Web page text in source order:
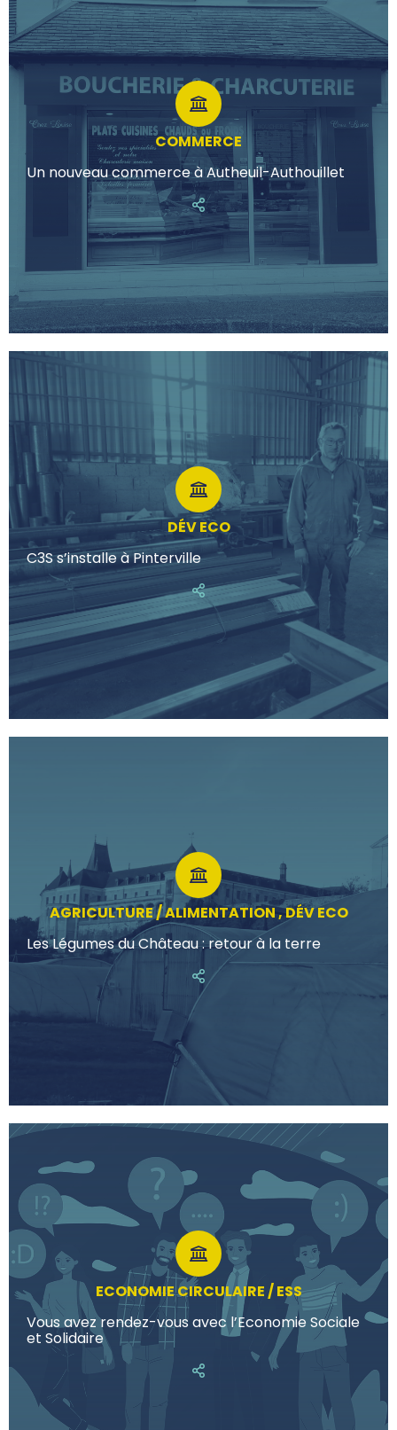
COMMERCE
Un nouveau commerce à Autheuil-Authouillet
DÉV ECO
C3S s’installe à Pinterville
AGRICULTURE / ALIMENTATION , DÉV ECO
Les Légumes du Château : retour à la terre
ECONOMIE CIRCULAIRE / ESS
Vous avez rendez-vous avec l’Economie Sociale
et Solidaire